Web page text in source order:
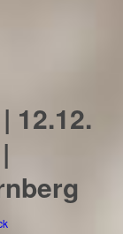
12.12.